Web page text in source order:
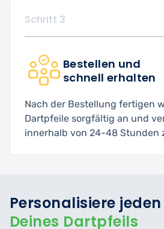
Schritt 3
Bestellen und
schnell erhalten
Nach der Bestellung fertigen
Dartpfeile sorgfältig an und
innerhalb von 24-48 Stunden
Personalisiere
Deines Dartpfeils